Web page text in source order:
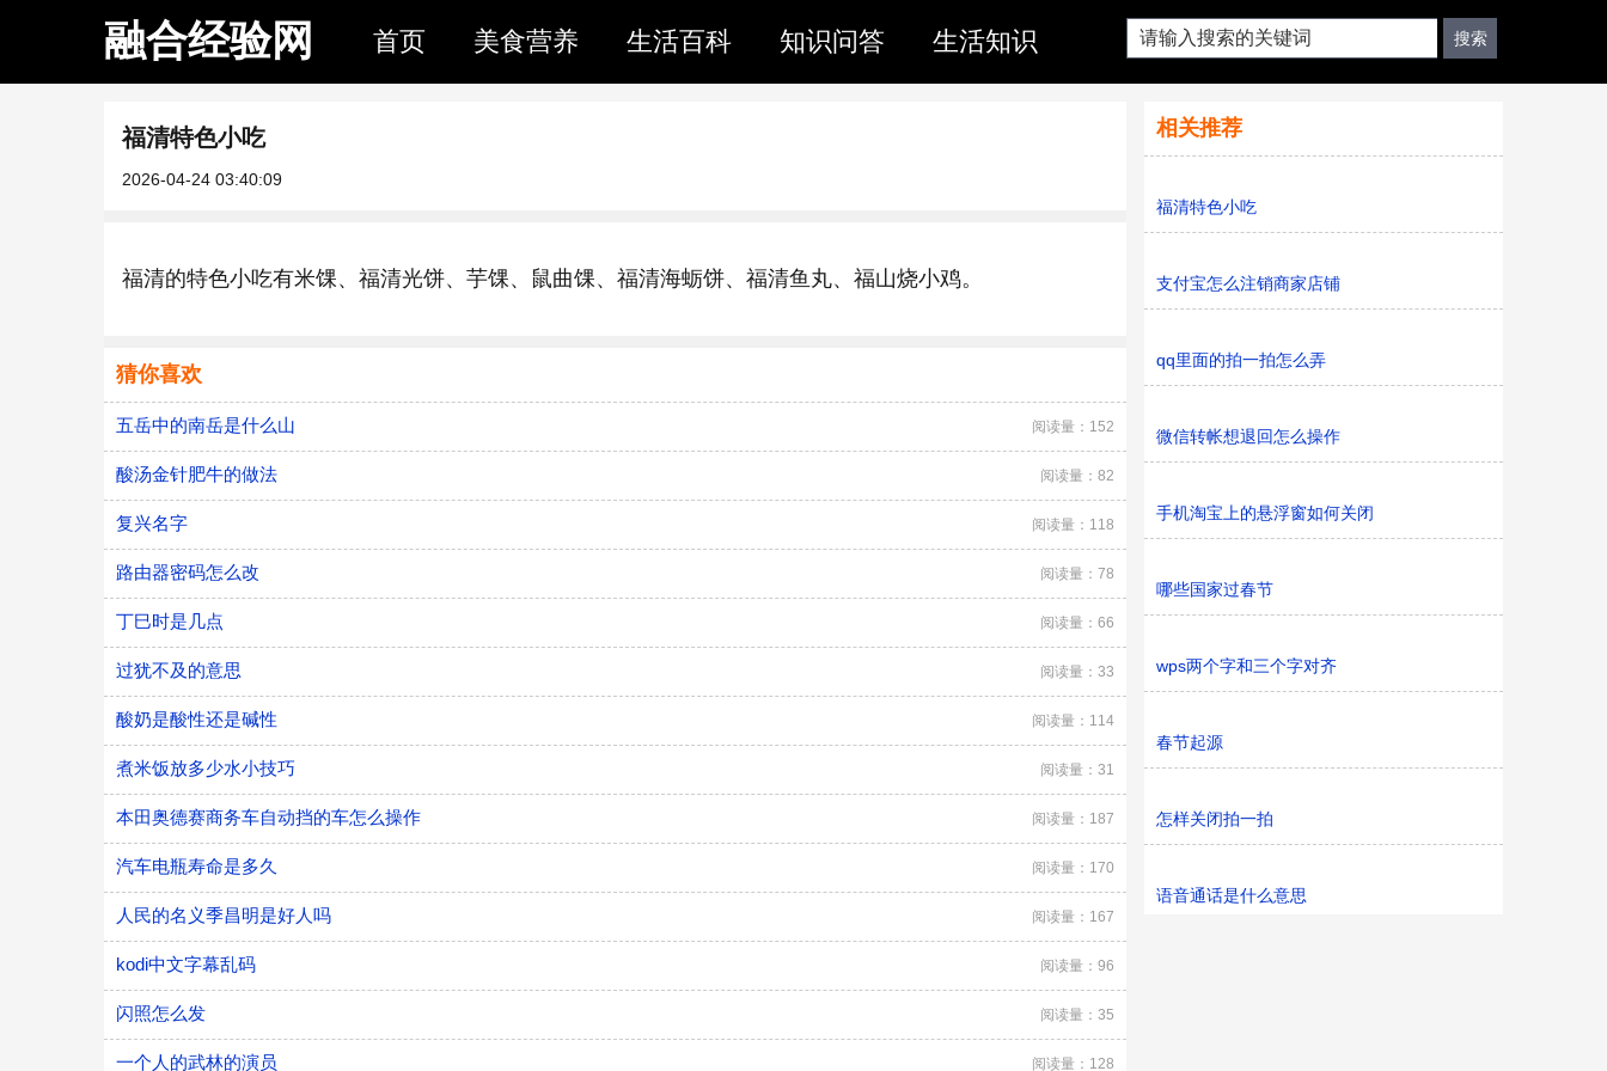
融合经验网 首页 美食营养 生活百科 知识问答 生活知识
福清特色小吃
2026-04-24 03:40:09
福清的特色小吃有米馃、福清光饼、芋馃、鼠曲馃、福清海蛎饼、福清鱼丸、福山烧小鸡。
猜你喜欢
五岳中的南岳是什么山 阅读量：152
酸汤金针肥牛的做法 阅读量：82
复兴名字 阅读量：118
路由器密码怎么改 阅读量：78
丁巳时是几点 阅读量：66
过犹不及的意思 阅读量：33
酸奶是酸性还是碱性 阅读量：114
煮米饭放多少水小技巧 阅读量：31
本田奥德赛商务车自动挡的车怎么操作 阅读量：187
汽车电瓶寿命是多久 阅读量：170
人民的名义季昌明是好人吗 阅读量：167
kodi中文字幕乱码 阅读量：96
闪照怎么发 阅读量：35
一个人的武林的演员 阅读量：128
相关推荐
福清特色小吃
支付宝怎么注销商家店铺
qq里面的拍一拍怎么弄
微信转帐想退回怎么操作
手机淘宝上的悬浮窗如何关闭
哪些国家过春节
wps两个字和三个字对齐
春节起源
怎样关闭拍一拍
语音通话是什么意思